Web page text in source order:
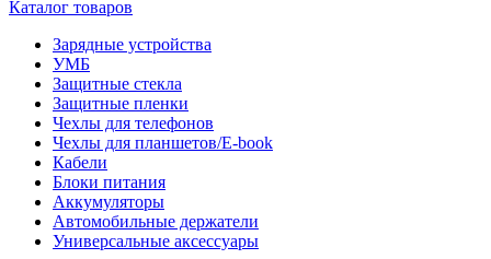
Каталог товаров
Зарядные устройства
УМБ
Защитные стекла
Защитные пленки
Чехлы для телефонов
Чехлы для планшетов/E-book
Кабели
Блоки питания
Аккумуляторы
Автомобильные держатели
Универсальные аксессуары